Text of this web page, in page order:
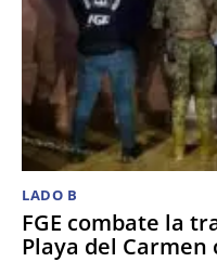
LADO B
FGE combate la
Playa del Carmen